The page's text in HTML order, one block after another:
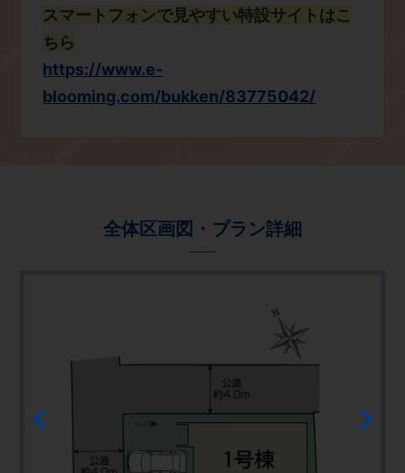
スマートフォンで見やすい特設サイトはこ
ちら
https://www.e-
blooming.com/bukken/83775042/
全体区画図・プラン詳細